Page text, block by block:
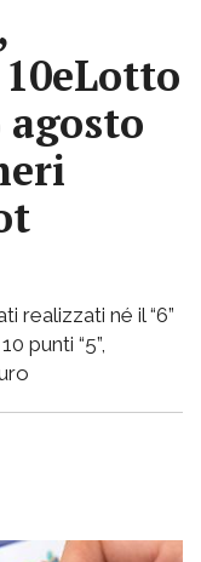
realizzati né il “6”
punti “5”,